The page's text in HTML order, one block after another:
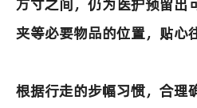
方寸之间，仍为医护预留出
夹等必要物品的位置，贴心
根据行走的步幅习惯，合理